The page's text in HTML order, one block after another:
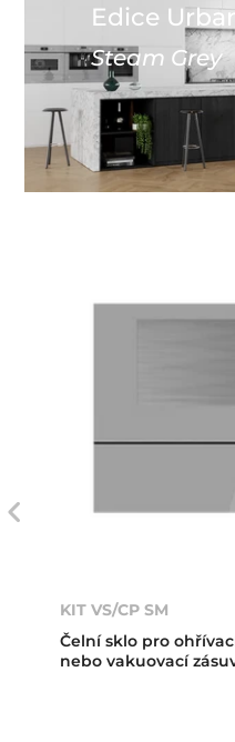
Edice
Steam Grey
KIT VS/CP SM
Čelní sklo pro
nebo vakuovací